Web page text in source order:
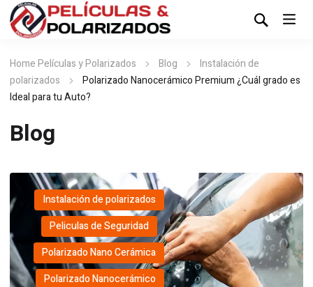
Home Películas y Polarizados Blog
Instalación de
polarizados
Polarizado Nanocerámico Premium ¿Cuál grado es
Ideal para tu Auto?
Blog
Instalación de polarizados ,
Peliculas de Seguridad
Polarizado Nano Cerámica ,
Polarizado Nanocerámico